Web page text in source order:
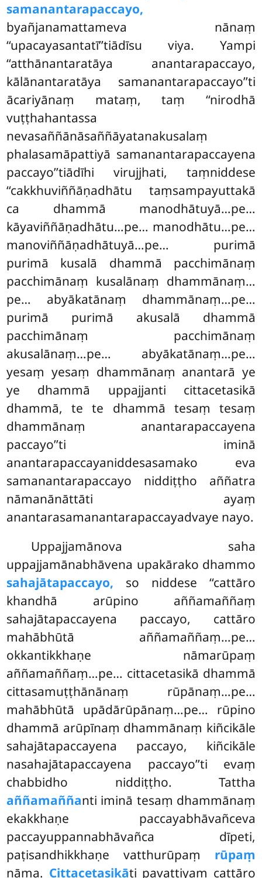
samanantarapaccayo,
byañjanamattameva nānaṃ
‘‘upacayasantatī’’tiādīsu viya. Yampi
‘‘atthānantaratāya anantarapaccayo,
kālānantaratāya samanantarapaccayo’’ti
ācariyānaṃ mataṃ, taṃ ‘‘nirodhā
vuṭṭhahantassa
nevasaññānāsaññāyatanakusalaṃ
phalasamāpattiyā samanantarapaccayena
paccayo’’tiādīhi virujjhati, taṃniddese
‘‘cakkhuviññāṇadhātu taṃsampayuttakā
ca dhammā manodhātuyā…pe…
kāyaviññāṇadhātu…pe… manodhātu…pe…
manoviññāṇadhātuyā…pe… purimā
purimā kusalā dhammā pacchimānaṃ
pacchimānaṃ kusalānaṃ dhammānaṃ…
pe… abyākatānaṃ dhammānaṃ…pe…
purimā purimā akusalā dhammā
pacchimānaṃ pacchimānaṃ
akusalānaṃ…pe… abyākatānaṃ…pe…
yesaṃ yesaṃ dhammānaṃ anantarā ye
ye dhammā uppajjanti cittacetasikā
dhammā, te te dhammā tesaṃ tesaṃ
dhammānaṃ anantarapaccayena
paccayo’’ti iminā
anantarapaccayaniddesasamako eva
samanantarapaccayo niddiṭṭho aññatra
nāmanānāttāti ayaṃ
anantarasamanantarapaccayadvaye nayo.
Uppajjamānova saha
uppajjamānabhāvena upakārako dhammo
sahajātapaccayo, so niddese ‘‘cattāro
khandhā arūpino aññamaññaṃ
sahajātapaccayena paccayo, cattāro
mahābhūtā aññamaññaṃ…pe…
okkantikkhaṇe nāmarūpaṃ
aññamaññaṃ…pe… cittacetasikā dhammā
cittasamuṭṭhānānaṃ rūpānaṃ…pe…
mahābhūtā upādārūpānaṃ…pe… rūpino
dhammā arūpīnaṃ dhammānaṃ kiñcikāle
sahajātapaccayena paccayo, kiñcikāle
nasahajātapaccayena paccayo’’ti evaṃ
chabbidho niddiṭṭho. Tattha
aññamaññanti iminā tesaṃ dhammānaṃ
ekakkhaṇe paccayabhāvañceva
paccayuppannabhāvañca dīpeti,
paṭisandhikkhaṇe vatthurūpaṃ rūpaṃ
nāma. Cittacetasikāti pavattiyaṃ cattāro